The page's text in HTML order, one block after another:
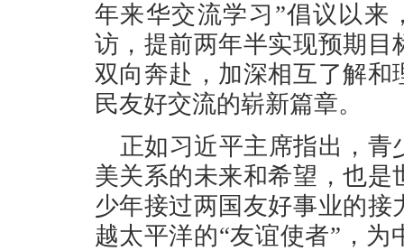
年来华交流学习”倡议以来
访，提前两年半实现预期
双向奔赴，加深相互了解
民友好交流的崭新篇章。
正如习近平主席指出，
美关系的未来和希望，也
少年接过两国友好事业的
越太平洋的“友谊使者”，